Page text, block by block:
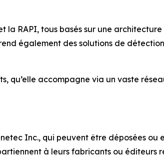
la RAPI, tous basés sur une
également des solutions de détection
qu’elle accompagne via un vaste
Inc., qui peuvent être déposées
à leurs fabricants ou éditeurs